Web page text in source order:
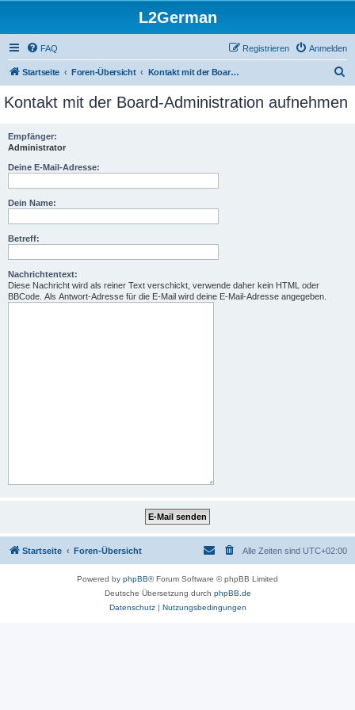
L2German
FAQ Anmelden
Registrieren
Startseite Foren-Übersicht Kontakt mit der Board-Administration aufnehmen
c
Kontakt mit der Board-Administration aufnehmen
Empfänger:
Administrator
Deine E-Mail-Adresse:
Dein Name:
Betreff:
Nachrichtentext:
Diese Nachricht wird als reiner Text verschickt, verwende daher kein HTML oder
BBCode. Als Antwort-Adresse für die E-Mail wird deine E-Mail-Adresse angegeben.
Startseite Foren-Übersicht Alle Zeiten sind UTC+02:00
Powered by phpBB® Forum Software © phpBB Limited
Deutsche Übersetzung durch phpBB.de
Datenschutz| Nutzungsbedingungen